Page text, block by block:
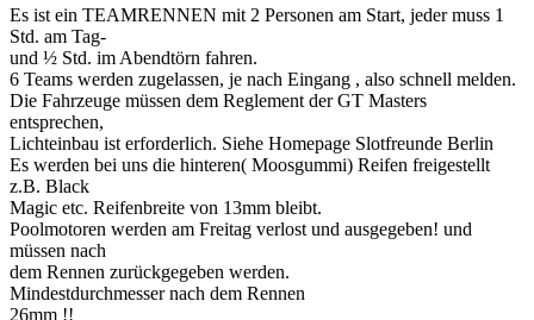
Es ist ein TEAMRENNEN mit 2 Personen am Start, jeder muss 1
Std. am Tag-
und ½ Std. im Abendtörn fahren.
6 Teams werden zugelassen, je nach Eingang , also schnell melden.
Die Fahrzeuge müssen dem Reglement der GT Masters
entsprechen,
Lichteinbau ist erforderlich. Siehe Homepage Slotfreunde Berlin
Es werden bei uns die hinteren( Moosgummi) Reifen freigestellt
z.B. Black
Magic etc. Reifenbreite von 13mm bleibt.
Poolmotoren werden am Freitag verlost und ausgegeben! und
müssen nach
dem Rennen zurückgegeben werden.
Mindestdurchmesser nach dem Rennen
26mm !!